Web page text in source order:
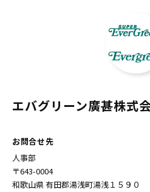
エバグリーン廣甚株式
お問合せ先
人事部
〒643-0004
和歌山県 有田郡湯浅町湯浅１５９０